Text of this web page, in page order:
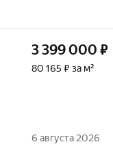
3 399 000 ₽
80 165 ₽ за м²
6 августа 2026